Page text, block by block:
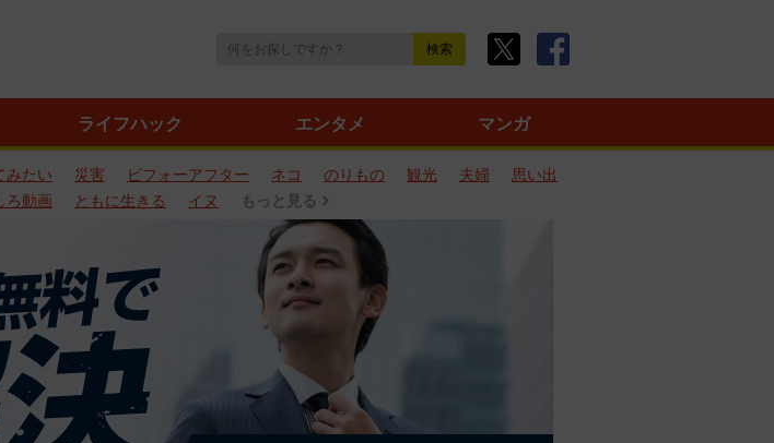
ライフハック エンタメ マンガ
みたい 災害 ビフォーアフター ネコ のりもの 観光 夫婦
思い出
ろ動画 ともに生きる イヌ もっと見る